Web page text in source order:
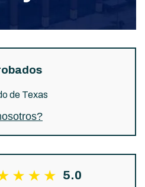
de Texas
5.0